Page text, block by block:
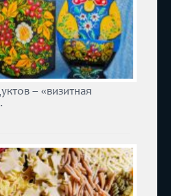
– «визитная